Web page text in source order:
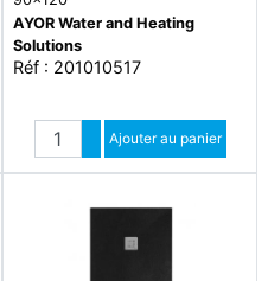
AYOR Water and Heating
Solutions
Réf : 201010517
Quantité
Augmenter quantité
Diminuer quantité
Ajouter au panier